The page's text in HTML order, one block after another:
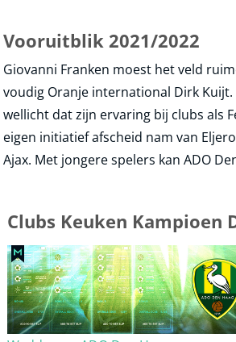
Vooruitblik 2021/2022
Giovanni Franken moest het veld
voudig Oranje international Dirk
wellicht dat zijn ervaring bij clubs als
eigen initiatief afscheid nam van
Ajax. Met jongere spelers kan ADO
Clubs Keuken Kampioen